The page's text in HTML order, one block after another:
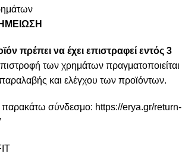
πρέπει να έχει επιστραφεί εντός 3
των χρημάτων πραγματοποιείται
και ελέγχου των προϊόντων.
παρακάτω σύνδεσμο: https://erya.gr/return-